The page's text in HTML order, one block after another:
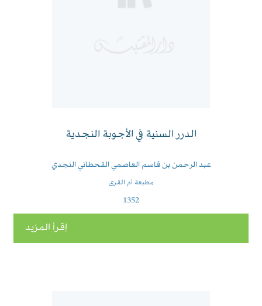
الدرر السنية في الأجوبة النجدية
عبد الرحمن بن قاسم العاصمي القحطاني النجدي
مطبعة أم القرى
1352
إقرأ المزيد